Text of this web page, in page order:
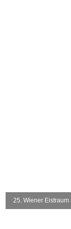
25. Wiener